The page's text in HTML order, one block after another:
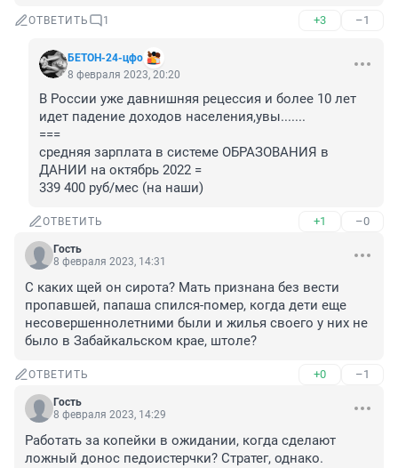
ОТВЕТИТЬ 1 +3 –1
БЕТОН-24-цфо
8 февраля 2023, 20:20
В России уже давнишняя рецессия и более 10 лет
идет падение доходов населения,увы.......
===
средняя зарплата в системе ОБРАЗОВАНИЯ в
ДАНИИ на октябрь 2022 =
339 400 руб/мес (на наши)
ОТВЕТИТЬ +1 –0
Гость
8 февраля 2023, 14:31
С каких щей он сирота? Мать признана без вести
пропавшей, папаша спился-помер, когда дети еще
несовершеннолетними были и жилья своего у них не
было в Забайкальском крае, штоле?
ОТВЕТИТЬ +0 –1
Гость
8 февраля 2023, 14:29
Работать за копейки в ожидании, когда сделают
ложный донос педоистерчки? Стратег, однако.